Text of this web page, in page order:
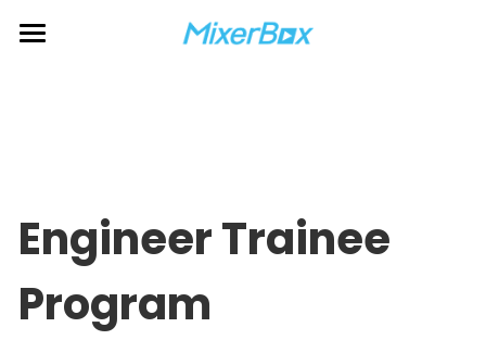
Apply now
Engineer Trainee
Program